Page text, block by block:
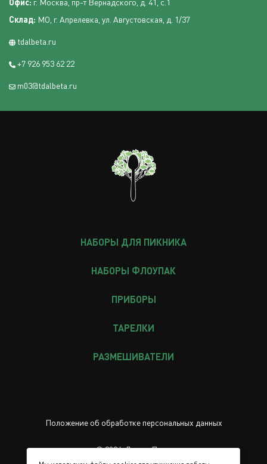
Офис: г. Москва, пр-т Вернадского, д. 41, с.1
Склад: МО, г. Апрелевка, ул. Августовская, д. 1/37
tdalbeta.ru
+7 926 953 62 22
m03@tdalbeta.ru
НАБОРЫ ДЛЯ ПИКНИКА
НАБОРЫ ФЛОУПАК
ПРИБОРЫ
ТАРЕЛКИ
РАЗМЕШИВАТЕЛИ
Положение об обработке персональных данных
© 2024, Ложка Плюс